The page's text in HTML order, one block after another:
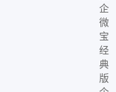
企
微
宝
经
典
版